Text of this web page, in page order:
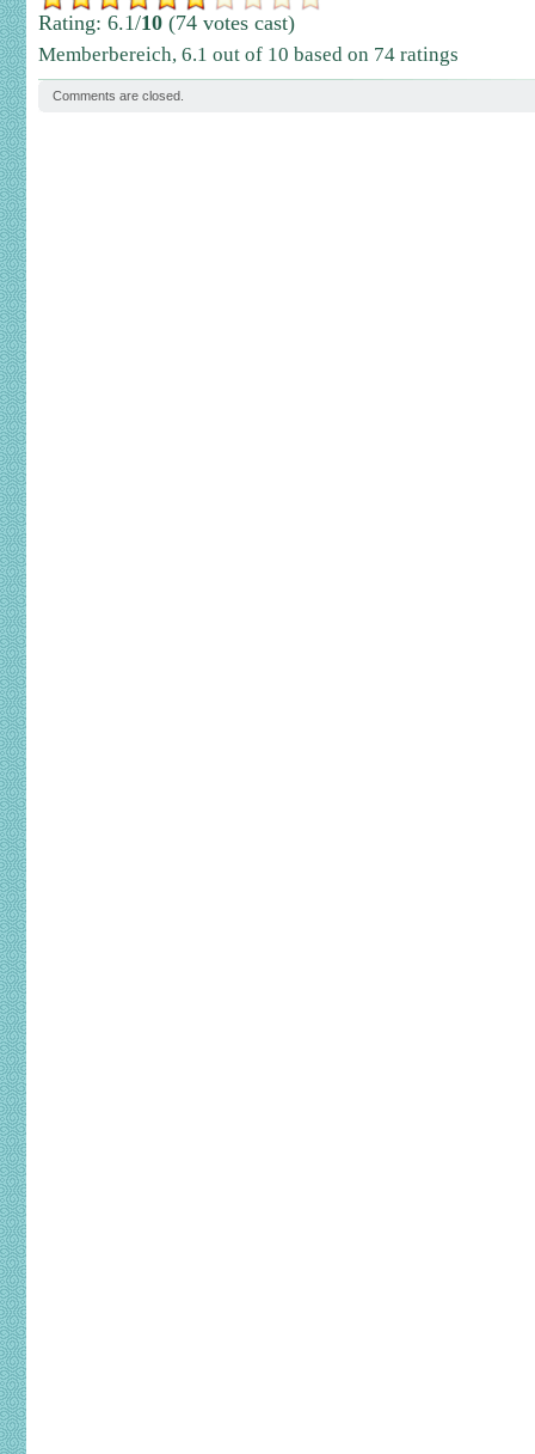
Rating: 6.1/10 (74 votes cast)
Memberbereich, 6.1 out of 10 based on 74 ratings
Comments are closed.